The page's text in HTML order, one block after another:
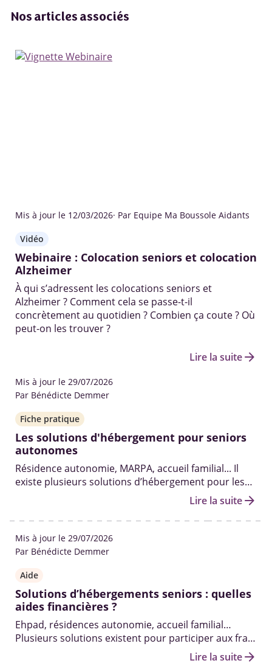
Nos articles associés
Mis à jour le 12/03/2026· Par Equipe Ma Boussole Aidants
Vidéo
Webinaire : Colocation seniors et colocation
Alzheimer
À qui s’adressent les colocations seniors et
Alzheimer ? Comment cela se passe-t-il
concrètement au quotidien ? Combien ça coute ? Où
peut-on les trouver ?
Lire la suitearrow_forward
Mis à jour le 29/07/2026
Par Bénédicte Demmer
Fiche pratique
Les solutions d'hébergement pour seniors
autonomes
Résidence autonomie, MARPA, accueil familial... Il
existe plusieurs solutions d’hébergement pour les
personnes âgées encore autonomes, pour qui le
Lire la suitearrow_forward
Mis à jour le 29/07/2026
Par Bénédicte Demmer
Aide
Solutions d’hébergements seniors : quelles
aides financières ?
Ehpad, résidences autonomie, accueil familial…
Plusieurs solutions existent pour participer aux frais
d'hébergement d'une personne âgée en perte
Lire la suitearrow_forward